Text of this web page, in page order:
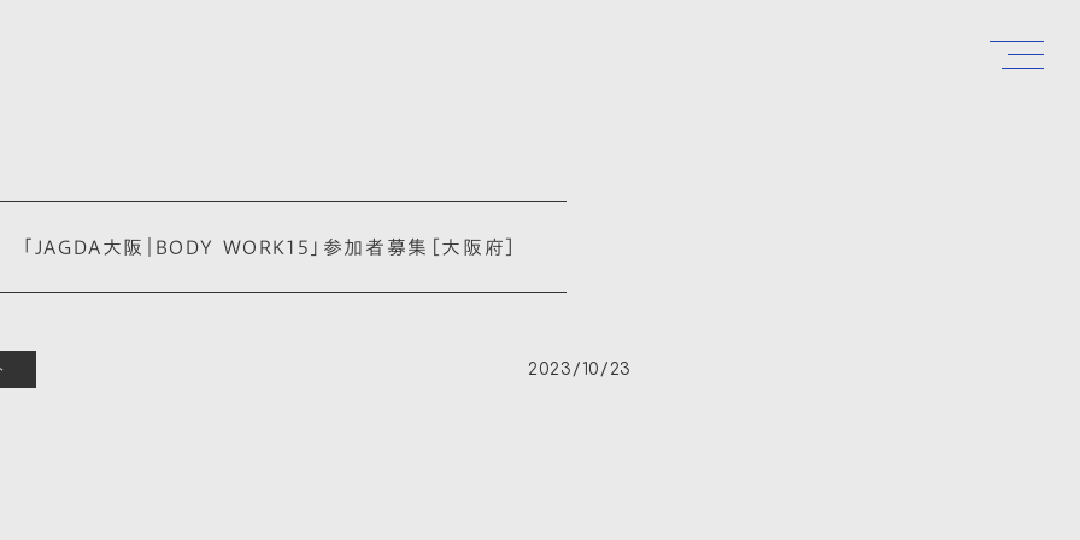
「JAGDA大阪｜BODY WORK15」参加者募集［大阪府］
2023/10/23